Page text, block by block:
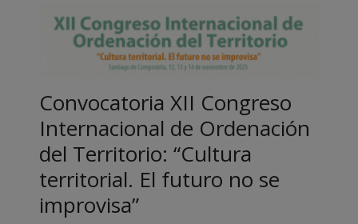
Convocatoria XII Congreso
Internacional de Ordenación
del Territorio: “Cultura
territorial. El futuro no se
improvisa”